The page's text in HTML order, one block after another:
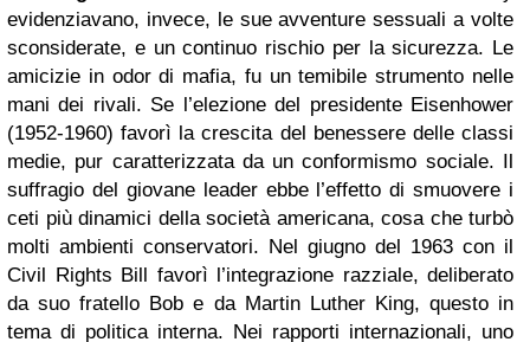
evidenziavano, invece, le sue avventure sessuali a volte
sconsiderate, e un continuo rischio per la sicurezza. Le
amicizie in odor di mafia, fu un temibile strumento nelle
mani dei rivali. Se l’elezione del presidente Eisenhower
(1952-1960) favorì la crescita del benessere delle classi
medie, pur caratterizzata da un conformismo sociale. Il
suffragio del giovane leader ebbe l’effetto di smuovere i
ceti più dinamici della società americana, cosa che turbò
molti ambienti conservatori. Nel giugno del 1963 con il
Civil Rights Bill favorì l’integrazione razziale, deliberato
da suo fratello Bob e da Martin Luther King, questo in
tema di politica interna. Nei rapporti internazionali, uno